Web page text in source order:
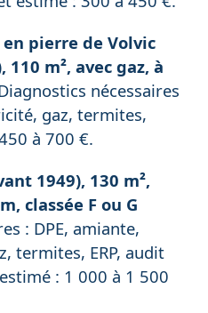
pierre de Volvic
m², avec gaz, à
nécessaires
gaz, termites,
à 700 €.
1949), 130 m²,
classée F ou G
: DPE, amiante,
termites, ERP, audit
: 1 000 à 1 500